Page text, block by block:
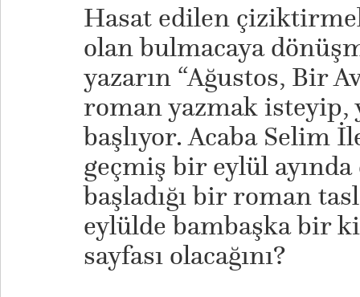
Hasat edilen
olan bulmacaya
yazarın “Ağustos, Bir
roman yazmak isteyip,
başlıyor. Acaba Selim
geçmiş bir eylül
başladığı bir roman
eylülde bambaşka bir
sayfası olacağını?